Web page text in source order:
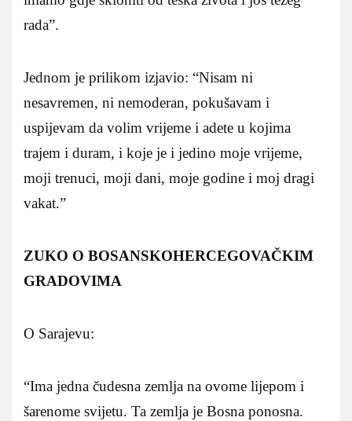
rada”.
Jednom je prilikom izjavio: “Nisam ni
nesavremen, ni nemoderan, pokušavam i
uspijevam da volim vrijeme i adete u kojima
trajem i duram, i koje je i jedino moje vrijeme,
moji trenuci, moji dani, moje godine i moj dragi
vakat.”
ZUKO O BOSANSKOHERCEGOVAČKIM
GRADOVIMA
O Sarajevu:
“Ima jedna čudesna zemlja na ovome lijepom i
šarenome svijetu. Ta zemlja je Bosna ponosna.